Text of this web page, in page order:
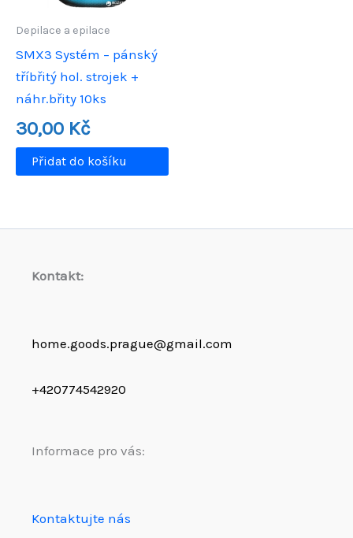
Depilace a epilace
SMX3 Systém – pánský
tříbřitý hol. strojek +
náhr.břity 10ks
30,00 Kč
Přidat do košíku
Kontakt:
home.goods.prague@gmail.com
+420774542920
Informace pro vás:
Kontaktujte nás